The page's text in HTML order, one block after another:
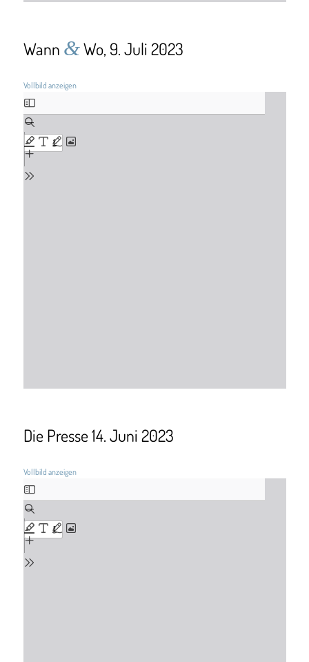
Wann &Wo, 9. Juli 2023
Vollbild anzeigen
Die Presse 14. Juni 2023
Vollbild anzeigen